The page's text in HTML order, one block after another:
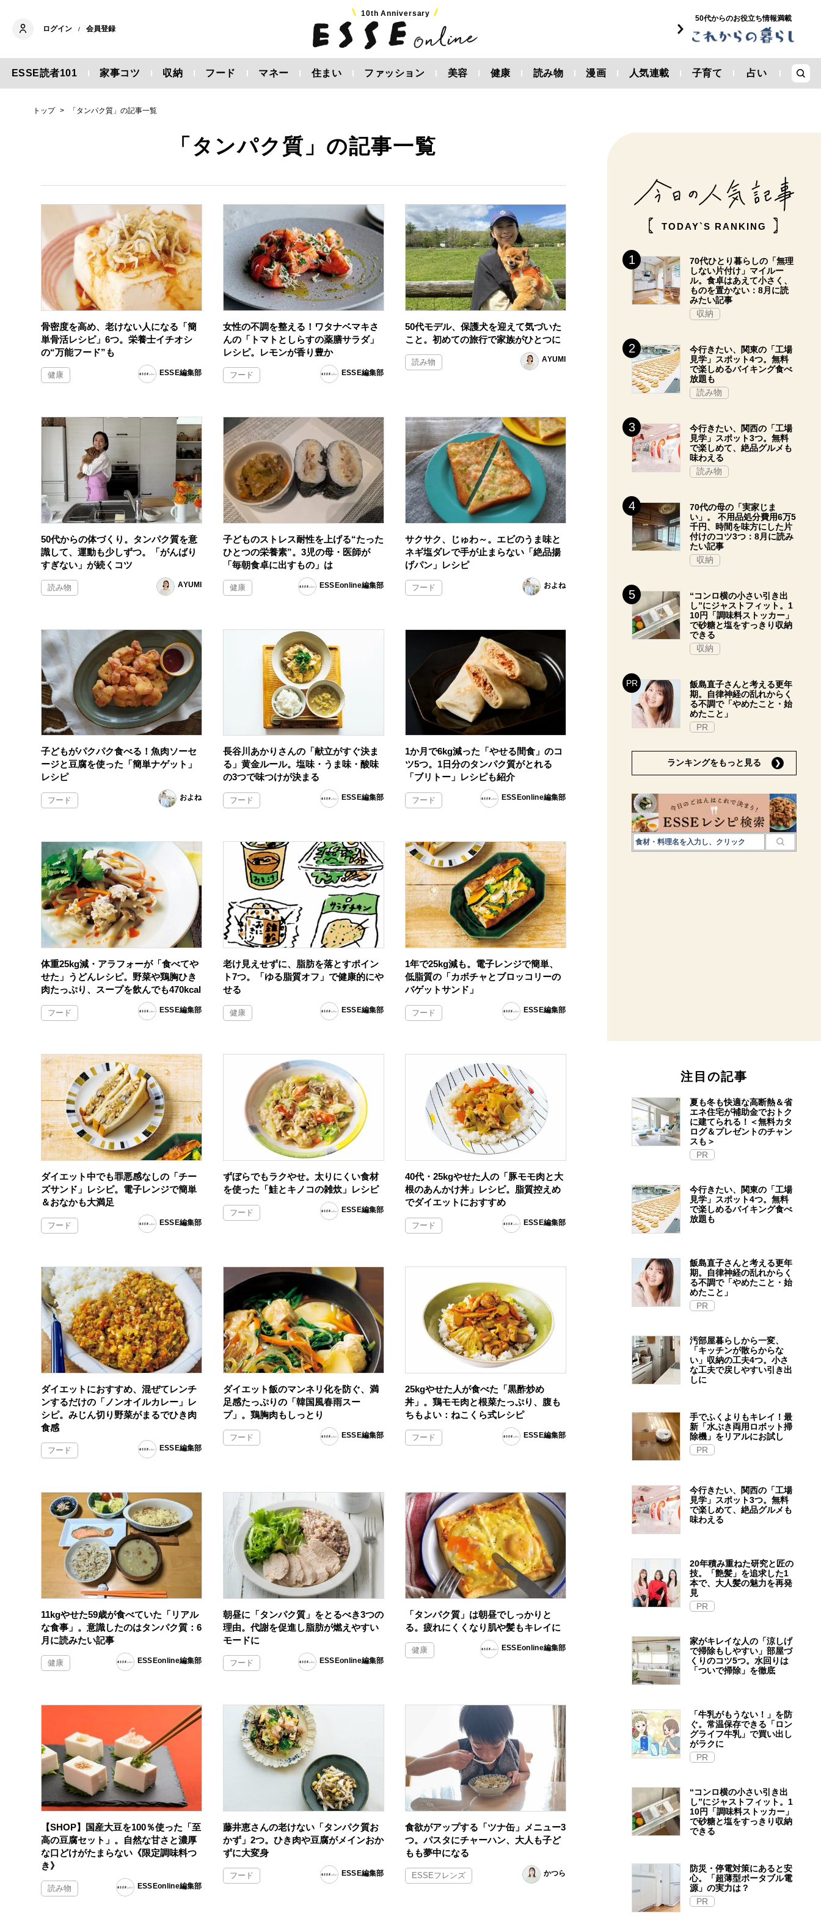
ログイン / 会員登録
10th Anniversary
50代からのお役立ち情報満載
ESSE読者101 家事コツ 収納 フード マネー 住まい ファッション 美容 健康 読み物 漫画 人気連載 子育て 占い
トップ 「タンパク質」の記事一覧
「タンパク質」の記事一覧
骨密度を高め、老けない人になる「簡
単骨活レシピ」6つ。栄養士イチオシ
の“万能フード”も
健康 ESSE編集部
女性の不調を整える！ワタナベマキさ
んの「トマトとしらすの薬膳サラダ」
レシピ。レモンが香り豊か
フード ESSE編集部
50代モデル、保護犬を迎えて気づいた
こと。初めての旅行で家族がひとつに
読み物 AYUMI
50代からの体づくり。タンパク質を意
識して、運動も少しずつ。「がんばり
すぎない」が続くコツ
読み物 AYUMI
子どものストレス耐性を上げる“たった
ひとつの栄養素”。3児の母・医師が
「毎朝食卓に出すもの」は
健康 ESSEonline編集部
サクサク、じゅわ～。エビのうま味と
ネギ塩ダレで手が止まらない「絶品揚
げパン」レシピ
フード およね
子どもがパクパク食べる！魚肉ソーセ
ージと豆腐を使った「簡単ナゲット」
レシピ
フード およね
長谷川あかりさんの「献立がすぐ決ま
る」黄金ルール。塩味・うま味・酸味
の3つで味つけが決まる
フード ESSE編集部
1か月で6kg減った「やせる間食」のコ
ツ5つ。1日分のタンパク質がとれる
「ブリトー」レシピも紹介
フード ESSEonline編集部
体重25kg減・アラフォーが「食べてや
せた」うどんレシピ。野菜や鶏胸ひき
肉たっぷり、スープを飲んでも470kcal
フード ESSE編集部
老け見えせずに、脂肪を落とすポイン
ト7つ。「ゆる脂質オフ」で健康的にや
せる
健康 ESSE編集部
1年で25kg減も。電子レンジで簡単、
低脂質の「カボチャとブロッコリーの
バゲットサンド」
フード ESSE編集部
ダイエット中でも罪悪感なしの「チー
ズサンド」レシピ。電子レンジで簡単
＆おなかも大満足
フード ESSE編集部
ずぼらでもラクやせ。太りにくい食材
を使った「鮭とキノコの雑炊」レシピ
フード ESSE編集部
40代・25kgやせた人の「豚モモ肉と大
根のあんかけ丼」レシピ。脂質控えめ
でダイエットにおすすめ
フード ESSE編集部
ダイエットにおすすめ、混ぜてレンチ
ンするだけの「ノンオイルカレー」レ
シピ。みじん切り野菜がまるでひき肉
食感
フード ESSE編集部
ダイエット飯のマンネリ化を防ぐ、満
足感たっぷりの「韓国風春雨スー
プ」。鶏胸肉もしっとり
フード ESSE編集部
25kgやせた人が食べた「黒酢炒め
丼」。鶏モモ肉と根菜たっぷり、腹も
ちもよい：ねこくら式レシピ
フード ESSE編集部
11kgやせた59歳が食べていた「リアル
な食事」。意識したのはタンパク質：6
月に読みたい記事
健康 ESSEonline編集部
朝昼に「タンパク質」をとるべき3つの
理由。代謝を促進し脂肪が燃えやすい
モードに
フード ESSEonline編集部
「タンパク質」は朝昼でしっかりと
る。疲れにくくなり肌や髪もキレイに
健康 ESSEonline編集部
【SHOP】国産大豆を100％使った「至
高の豆腐セット」。自然な甘さと濃厚
な口どけがたまらない《限定調味料つ
き》
読み物 ESSEonline編集部
藤井恵さんの老けない「タンパク質お
かず」2つ。ひき肉や豆腐がメインおか
ずに大変身
フード ESSE編集部
食欲がアップする「ツナ缶」メニュー3
つ。パスタにチャーハン、大人も子ど
もも夢中になる
ESSEフレンズ かつら
TODAY`S RANKING
70代ひとり暮らしの「無理
しない片付け」マイルー
ル。食卓はあえて小さく、
ものを置かない：8月に読
みたい記事
収納
今行きたい、関東の「工場
見学」スポット4つ。無料
で楽しめるバイキング食べ
放題も
読み物
今行きたい、関西の「工場
見学」スポット3つ。無料
で楽しめて、絶品グルメも
味わえる
読み物
70代の母の「実家じま
い」。 不用品処分費用6万5
千円、時間を味方にした片
付けのコツ3つ：8月に読み
たい記事
収納
“コンロ横の小さい引き出
し”にジャストフィット。1
10円「調味料ストッカー」
で砂糖と塩をすっきり収納
できる
収納
飯島直子さんと考える更年
期。自律神経の乱れからく
る不調で「やめたこと・始
めたこと」
PR
ランキングをもっと見る
注目の記事
夏も冬も快適な高断熱＆省
エネ住宅が補助金でおトク
に建てられる！＜無料カタ
ログ＆プレゼントのチャン
スも＞
PR
今行きたい、関東の「工場
見学」スポット4つ。無料
で楽しめるバイキング食べ
放題も
飯島直子さんと考える更年
期。自律神経の乱れからく
る不調で「やめたこと・始
めたこと」
PR
汚部屋暮らしから一変、
「キッチンが散らからな
い」収納の工夫4つ。小さ
な工夫で戻しやすい引き出
しに
手でふくよりもキレイ！最
新「水ぶき両用ロボット掃
除機」をリアルにお試し
PR
今行きたい、関西の「工場
見学」スポット3つ。無料
で楽しめて、絶品グルメも
味わえる
20年積み重ねた研究と匠の
技。「艶髪」を追求した1
本で、大人髪の魅力を再発
見
PR
家がキレイな人の「涼しげ
で掃除もしやすい」部屋づ
くりのコツ5つ。水回りは
「ついで掃除」を徹底
「牛乳がもうない！」を防
ぐ。常温保存できる「ロン
グライフ牛乳」で買い出し
がラクに
PR
“コンロ横の小さい引き出
し”にジャストフィット。1
10円「調味料ストッカー」
で砂糖と塩をすっきり収納
できる
防災・停電対策にあると安
心。「超薄型ポータブル電
源」の実力は？​
PR